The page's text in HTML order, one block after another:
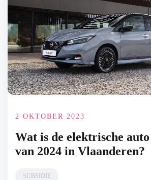
2 OKTOBER 2023
Wat is de elektrische
van 2024 in Vlaanderen?
SUBSIDIE